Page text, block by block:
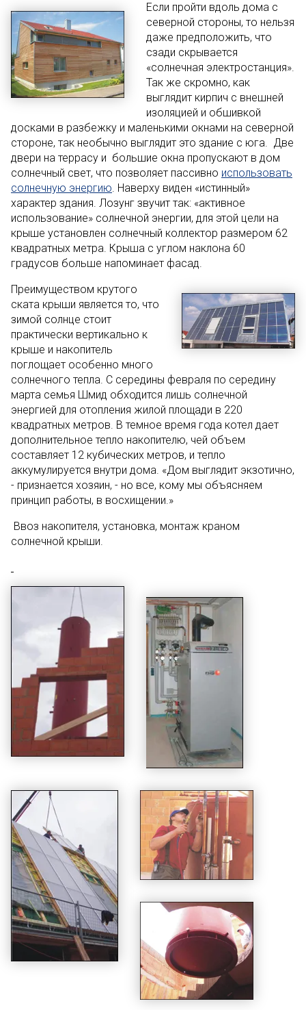
Если пройти вдоль дома с
северной стороны, то нельзя
даже предположить, что
сзади скрывается
«солнечная электростанция».
Так же скромно, как
выглядит кирпич с внешней
изоляцией и обшивкой
досками в разбежку и маленькими окнами на северной
стороне, так необычно выглядит это здание с юга. Две
двери на террасу и большие окна пропускают в дом
солнечный свет, что позволяет пассивно использовать
солнечную энергию. Наверху виден «истинный»
характер здания. Лозунг звучит так: «активное
использование» солнечной энергии, для этой цели на
крыше установлен солнечный коллектор размером 62
квадратных метра. Крыша с углом наклона 60
градусов больше напоминает фасад.
Преимуществом крутого
ската крыши является то, что
зимой солнце стоит
практически вертикально к
крыше и накопитель
поглощает особенно много
солнечного тепла. С середины февраля по середину
марта семья Шмид обходится лишь солнечной
энергией для отопления жилой площади в 220
квадратных метров. В темное время года котел дает
дополнительное тепло накопителю, чей объем
составляет 12 кубических метров, и тепло
аккумулируется внутри дома. «Дом выглядит экзотично,
- признается хозяин, - но все, кому мы объясняем
принцип работы, в восхищении.»
Ввоз накопителя, установка, монтаж краном
солнечной крыши.